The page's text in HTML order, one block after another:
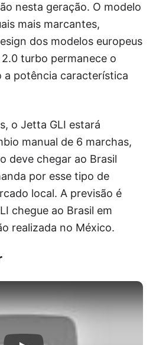
nesta geração. O modelo
mais marcantes,
dos modelos europeus
turbo permanece o
a potência característica
o Jetta GLI estará
manual de 6 marchas,
deve chegar ao Brasil
por esse tipo de
local. A previsão é
chegue ao Brasil em
realizada no México.